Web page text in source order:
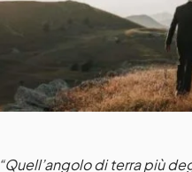
“Quell’angolo di terra più